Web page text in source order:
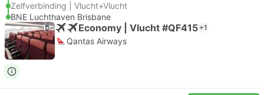
Zelfverbinding | Vlucht+Vlucht
BNE Luchthaven Brisbane
Economy | Vlucht #QF415 +1
Qantas Airways